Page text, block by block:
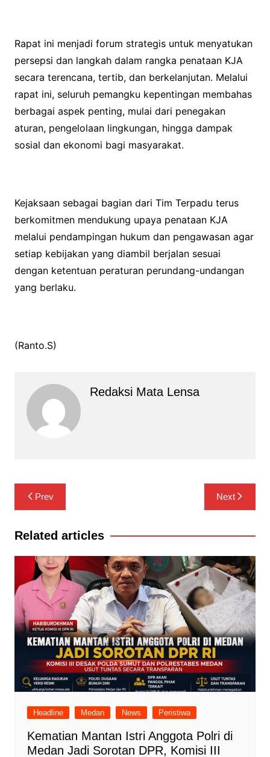
Rapat ini menjadi forum strategis untuk menyatukan
persepsi dan langkah dalam rangka penataan KJA
secara terencana, tertib, dan berkelanjutan. Melalui
rapat ini, seluruh pemangku kepentingan membahas
berbagai aspek penting, mulai dari penegakan
aturan, pengelolaan lingkungan, hingga dampak
sosial dan ekonomi bagi masyarakat.
Kejaksaan sebagai bagian dari Tim Terpadu terus
berkomitmen mendukung upaya penataan KJA
melalui pendampingan hukum dan pengawasan agar
setiap kebijakan yang diambil berjalan sesuai
dengan ketentuan peraturan perundang-undangan
yang berlaku.
(Ranto.S)
Redaksi Mata Lensa
Navigasi
pos
Prev Next
Related articles
Headline Medan News Peristiwa
Kematian Mantan Istri Anggota Polri di
Medan Jadi Sorotan DPR, Komisi III